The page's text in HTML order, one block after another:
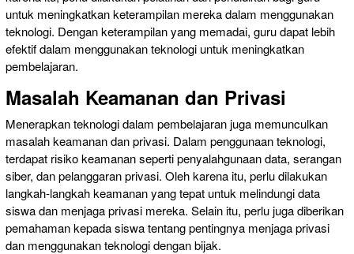
untuk meningkatkan keterampilan mereka dalam menggunakan
teknologi. Dengan keterampilan yang memadai, guru dapat lebih
efektif dalam menggunakan teknologi untuk meningkatkan
pembelajaran.
Masalah Keamanan dan Privasi
Menerapkan teknologi dalam pembelajaran juga memunculkan
masalah keamanan dan privasi. Dalam penggunaan teknologi,
terdapat risiko keamanan seperti penyalahgunaan data, serangan
siber, dan pelanggaran privasi. Oleh karena itu, perlu dilakukan
langkah-langkah keamanan yang tepat untuk melindungi data
siswa dan menjaga privasi mereka. Selain itu, perlu juga diberikan
pemahaman kepada siswa tentang pentingnya menjaga privasi
dan menggunakan teknologi dengan bijak.